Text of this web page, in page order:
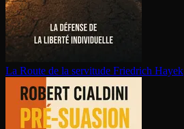
La Route de la servitude Friedrich Hayek